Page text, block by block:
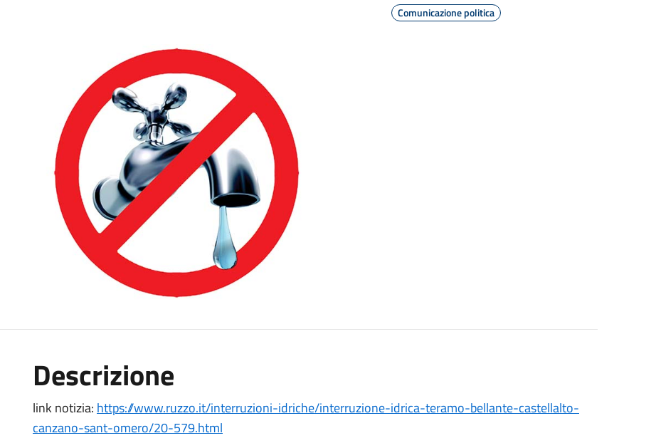
Comunicazione politica
Descrizione
link notizia: https://www.ruzzo.it/interruzioni-idriche/interruzione-idrica-teramo-bellante-castellalto-
canzano-sant-omero/20-579.html